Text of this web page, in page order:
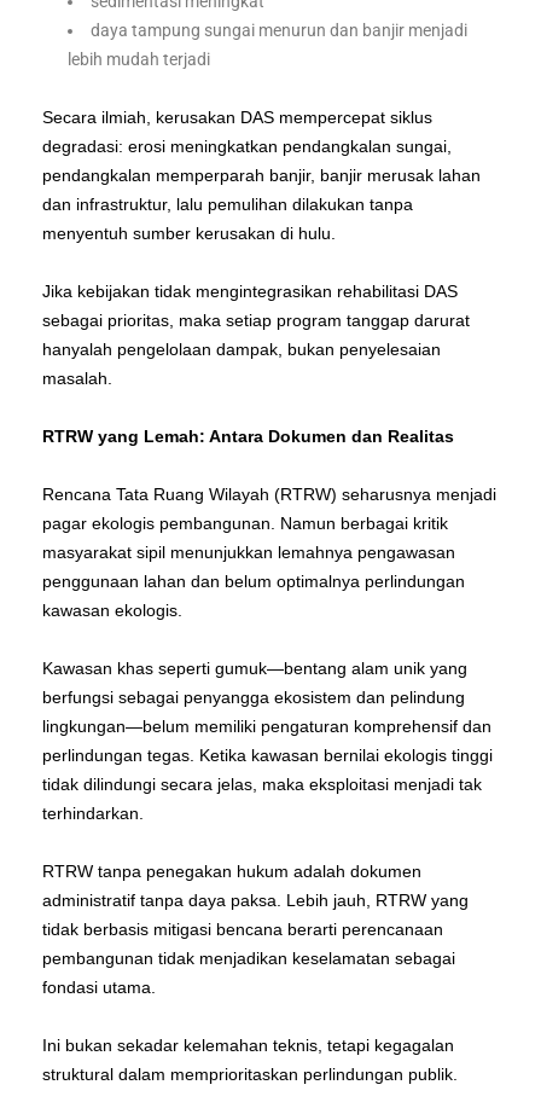
daya tampung sungai menurun dan banjir menjadi
lebih mudah terjadi
Secara ilmiah, kerusakan DAS mempercepat siklus
degradasi: erosi meningkatkan pendangkalan sungai,
pendangkalan memperparah banjir, banjir merusak lahan
dan infrastruktur, lalu pemulihan dilakukan tanpa
menyentuh sumber kerusakan di hulu.
Jika kebijakan tidak mengintegrasikan rehabilitasi DAS
sebagai prioritas, maka setiap program tanggap darurat
hanyalah pengelolaan dampak, bukan penyelesaian
masalah.
RTRW yang Lemah: Antara Dokumen dan Realitas
Rencana Tata Ruang Wilayah (RTRW) seharusnya menjadi
pagar ekologis pembangunan. Namun berbagai kritik
masyarakat sipil menunjukkan lemahnya pengawasan
penggunaan lahan dan belum optimalnya perlindungan
kawasan ekologis.
Kawasan khas seperti gumuk—bentang alam unik yang
berfungsi sebagai penyangga ekosistem dan pelindung
lingkungan—belum memiliki pengaturan komprehensif dan
perlindungan tegas. Ketika kawasan bernilai ekologis tinggi
tidak dilindungi secara jelas, maka eksploitasi menjadi tak
terhindarkan.
RTRW tanpa penegakan hukum adalah dokumen
administratif tanpa daya paksa. Lebih jauh, RTRW yang
tidak berbasis mitigasi bencana berarti perencanaan
pembangunan tidak menjadikan keselamatan sebagai
fondasi utama.
Ini bukan sekadar kelemahan teknis, tetapi kegagalan
struktural dalam memprioritaskan perlindungan publik.